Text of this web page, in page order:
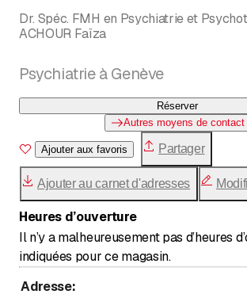
Dr. Spéc. FMH en Psychiatrie et
ACHOUR Faïza
Psychiatrie à Genève
Réserver
Autres moyens de contact
Ajouter aux favoris Partager
Ajouter au carnet d'adresses
Heures d’ouverture
Il n’y a malheureusement pas d’heures
indiquées pour ce magasin.
Adresse: